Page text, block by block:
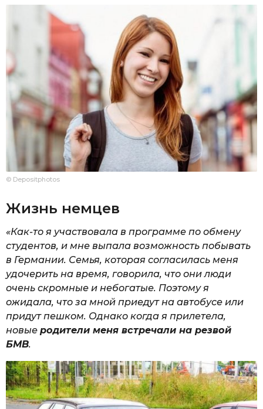
© Depositphotos
Жизнь немцев
«Как-то я участвовала в программе по обмену
студентов, и мне выпала возможность побывать
в Германии. Семья, которая согласилась меня
удочерить на время, говорила, что они люди
очень скромные и небогатые. Поэтому я
ожидала, что за мной приедут на автобусе или
придут пешком. Однако когда я прилетела,
новые родители меня встречали на резвой
БМВ.